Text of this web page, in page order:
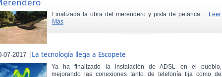
Finalizada la obra del merendero y pista de petanca.... Leer
Más
07-2017 |La tecnología llega a Escopete
Ya ha finalizado la instalación de ADSL en el pueblo,
mejorando las conexiones tanto de telefonía fija como de